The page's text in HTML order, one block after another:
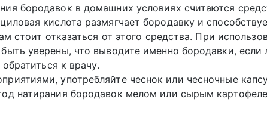
бородавок в домашних условиях считаются
кислота размягчает бородавку и
стоит отказаться от этого средства. При
уверены, что выводите именно бородавки, если
к врачу.
употребляйте чеснок или чесночные
натирания бородавок мелом или сырым